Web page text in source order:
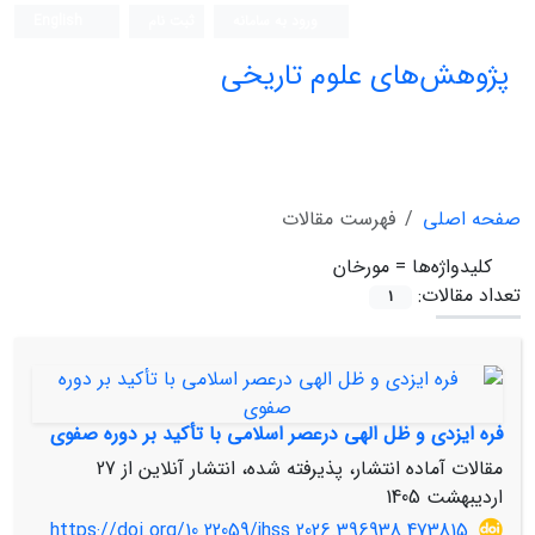
پژوهش‌های علوم تاریخی
صفحه اصلی
فهرست مقالات
کلیدواژه‌ها = مورخان
تعداد مقالات:
1
فره ایزدی و ظل الهی درعصر اسلامی با تأکید بر دوره صفوی
مقالات آماده انتشار، پذیرفته شده، انتشار آنلاین از 27
اردیبهشت 1405